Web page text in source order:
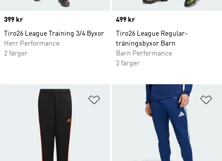
Price
399 kr
Tiro26 League Training 3/4 Byxor
Herr Performance
2 färger
Price
499 kr
Tiro26 League Regular-
träningsbyxor Barn
Barn Performance
2 färger
Lägg till på önskelistan